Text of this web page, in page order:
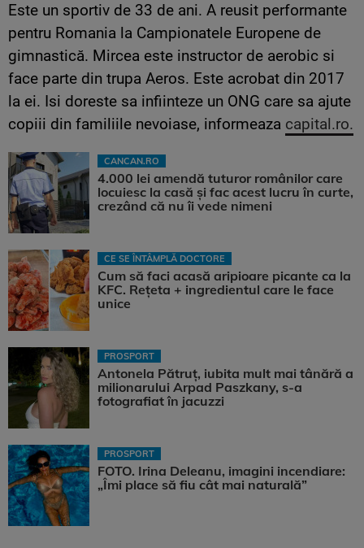
Este un sportiv de 33 de ani. A reusit performante
pentru Romania la Campionatele Europene de
gimnastică. Mircea este instructor de aerobic si
face parte din trupa Aeros. Este acrobat din 2017
la ei. Isi doreste sa infiinteze un ONG care sa ajute
copiii din familiile nevoiase, informeaza capital.ro.
CANCAN.RO
4.000 lei amendă tuturor românilor care
locuiesc la casă și fac acest lucru în curte,
crezând că nu îi vede nimeni
CE SE ÎNTÂMPLĂ DOCTORE
Cum să faci acasă aripioare picante ca la
KFC. Rețeta + ingredientul care le face
unice
PROSPORT
Antonela Pătruț, iubita mult mai tânără a
milionarului Arpad Paszkany, s-a
fotografiat în jacuzzi
PROSPORT
FOTO. Irina Deleanu, imagini incendiare:
„Îmi place să fiu cât mai naturală”